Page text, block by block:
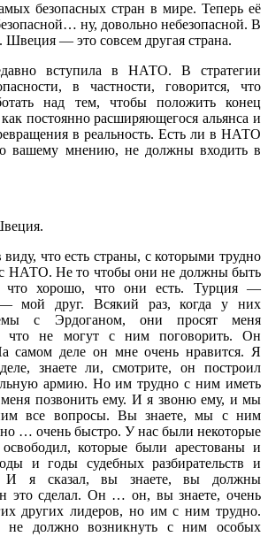
безопасных стран в мире. Теперь её
ну, довольно небезопасной. В
Швеция — это совсем другая страна.
вступила в НАТО. В стратегии
в частности, говорится, что
над тем, чтобы положить конец
постоянно расширяющегося альянса и
в реальность. Есть ли в НАТО
вашему мнению, не должны входить в
что есть страны, с которыми трудно
с НАТО. Не то чтобы они не должны быть
хорошо, что они есть. Турция —
мой друг. Всякий раз, когда у них
с Эрдоганом, они просят меня
что не могут с ним поговорить. Он
самом деле он мне очень нравится. Я
знаете ли, смотрите, он построил
армию. Но им трудно с ним иметь
позвонить ему. И я звоню ему, и мы
все вопросы. Вы знаете, мы с ним
… очень быстро. У нас были некоторые
которые были арестованы и
и годы судебных разбирательств и
И я сказал, вы знаете, вы должны
это сделал. Он … он, вы знаете, очень
других лидеров, но им с ним трудно.
должно возникнуть с ним особых